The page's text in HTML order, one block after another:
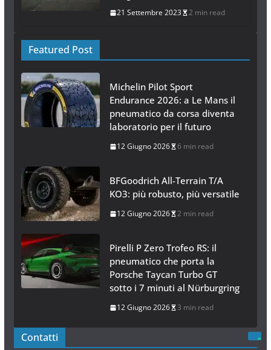
21 Settembre 2023 2 min read
Featured Post
Michelin Pilot Sport
Endurance 2026: a Le Mans il
pneumatico da corsa diventa
laboratorio per il futuro
12 Giugno 2026 6 min read
BFGoodrich All-Terrain T/A
KO3: più robusto, più versatile
12 Giugno 2026 2 min read
Pirelli P Zero Trofeo RS: il
pneumatico che porta la
Porsche Taycan Turbo GT
sotto i 7 minuti al Nürburgring
12 Giugno 2026 3 min read
Contatti